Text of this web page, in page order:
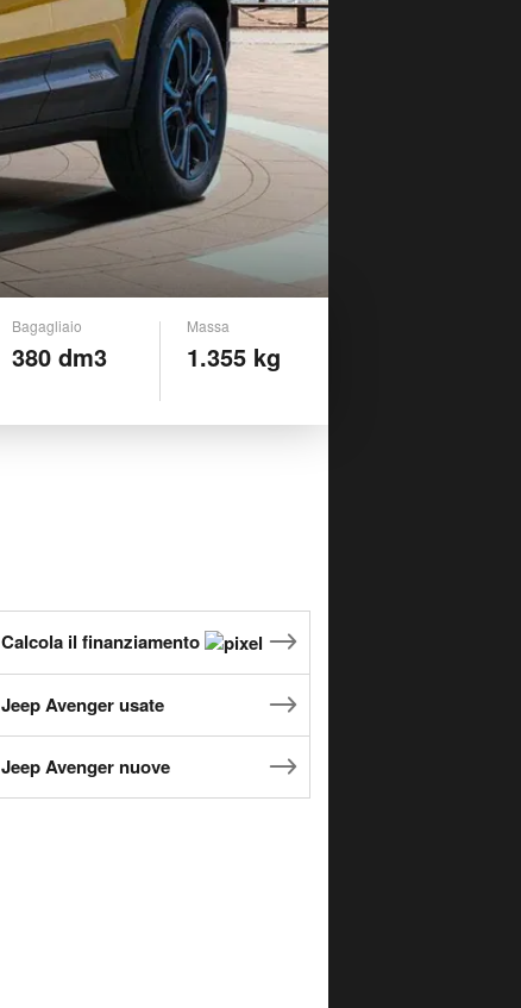
Bagagliaio
380 dm3
Massa
1.355 kg
Calcola il finanziamento
Jeep Avenger usate
Jeep Avenger nuove